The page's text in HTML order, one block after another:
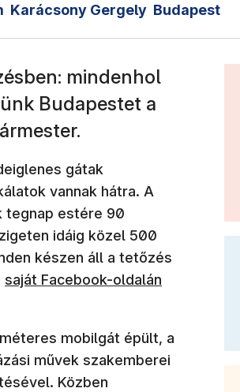
Karácsony Gergely Budapest
mindenhol
Budapestet a
gátak
vannak hátra. A
tegnap estére 90
idáig közel 500
készen áll a tetőzés
(új ablakban nyílik meg)
saját Facebook-oldalán
mobilgát épült, a
művek szakemberei
Közben